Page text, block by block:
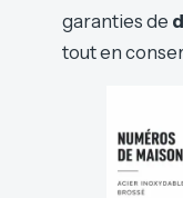
garanties de
tout en